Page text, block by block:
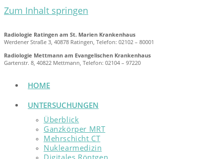
Zum Inhalt springen
Radiologie Ratingen am St. Marien Krankenhaus
Werdener Straße 3, 40878 Ratingen, Telefon: 02102 – 80001
Radiologie Mettmann am Evangelischen Krankenhaus
Gartenstr. 8, 40822 Mettmann, Telefon: 02104 – 97220
HOME
UNTERSUCHUNGEN
Überblick
Ganzkörper MRT
Mehrschicht CT
Nuklearmedizin
Digitales Röntgen